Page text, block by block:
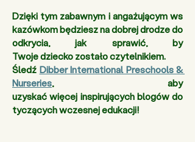
Dzięki tym zabawnym i angażującym ws
kazówkom będziesz na dobrej drodze do
odkrycia, jak sprawić, by
Twoje dziecko zostało czytelnikiem.
Śledź Dibber International Preschools &
Nurseries, aby
uzyskać więcej inspirujących blogów do
tyczących wczesnej edukacji!